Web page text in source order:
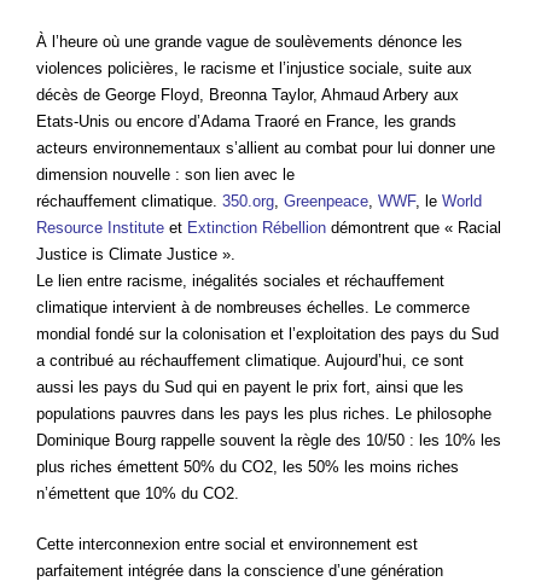
À l’heure où une grande vague de soulèvements dénonce les
violences policières, le racisme et l’injustice sociale, suite aux
décès de George Floyd, Breonna Taylor, Ahmaud Arbery aux
Etats-Unis ou encore d’Adama Traoré en France, les grands
acteurs environnementaux s’allient au combat pour lui donner une
dimension nouvelle : son lien avec le
réchauffement climatique. 350.org, Greenpeace, WWF, le World
Resource Institute et Extinction Rébellion démontrent que « Racial
Justice is Climate Justice ».
Le lien entre racisme, inégalités sociales et réchauffement
climatique intervient à de nombreuses échelles. Le commerce
mondial fondé sur la colonisation et l’exploitation des pays du Sud
a contribué au réchauffement climatique. Aujourd’hui, ce sont
aussi les pays du Sud qui en payent le prix fort, ainsi que les
populations pauvres dans les pays les plus riches. Le philosophe
Dominique Bourg rappelle souvent la règle des 10/50 : les 10% les
plus riches émettent 50% du CO2, les 50% les moins riches
n’émettent que 10% du CO2.
Cette interconnexion entre social et environnement est
parfaitement intégrée dans la conscience d’une génération